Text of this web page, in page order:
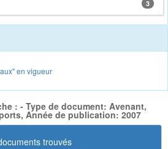
3
en vigueur
: - Type de document: Avenant,
Année de publication: 2007
trouvés